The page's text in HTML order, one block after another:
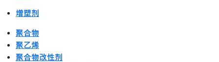
增塑剂
聚合物
聚乙烯
聚合物改性剂